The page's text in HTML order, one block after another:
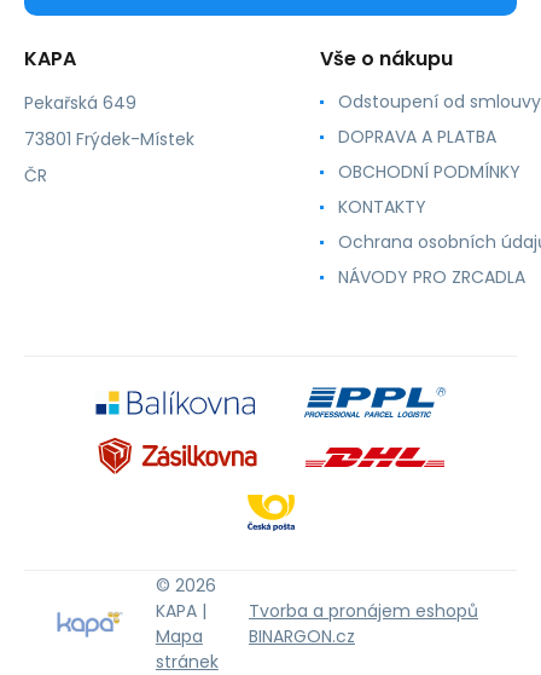
KAPA
Pekařská 649
73801 Frýdek-Místek
ČR
Vše o nákupu
Odstoupení od smlouvy
DOPRAVA A PLATBA
OBCHODNÍ PODMÍNKY
KONTAKTY
Ochrana osobních
NÁVODY PRO ZRCADLA
© 2026
KAPA |
Mapa
stránek
Tvorba a pronájem eshopů
BINARGON.cz